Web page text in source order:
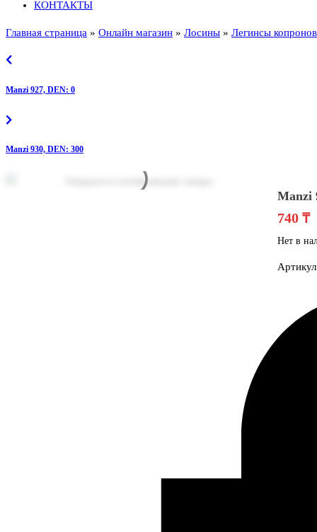
КОНТАКТЫ
Главная страница » Онлайн магазин » Лосины » Легинсы
Manzi 927, DEN: 0
Manzi 930, DEN: 300
Manzi
740 ₸
Нет в